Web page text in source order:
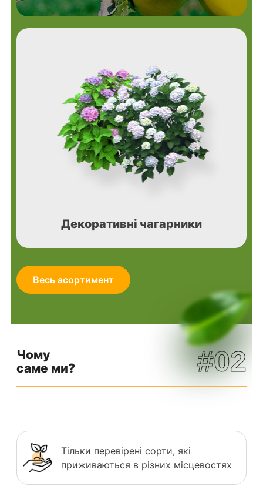
Декоративні чагарники
Весь асортимент
Чому
саме ми?
#02
Тільки перевірені сорти, які
приживаються в різних місцевостях